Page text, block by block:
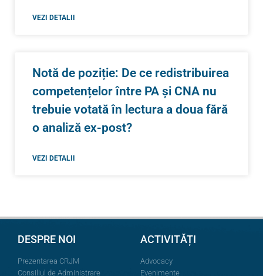
VEZI DETALII
Notă de poziție: De ce redistribuirea
competențelor între PA și CNA nu
trebuie votată în lectura a doua fără
o analiză ex-post?
VEZI DETALII
DESPRE NOI
Prezentarea CRJM
Consiliul de Administrare
ACTIVITĂȚI
Advocacy
Evenimente